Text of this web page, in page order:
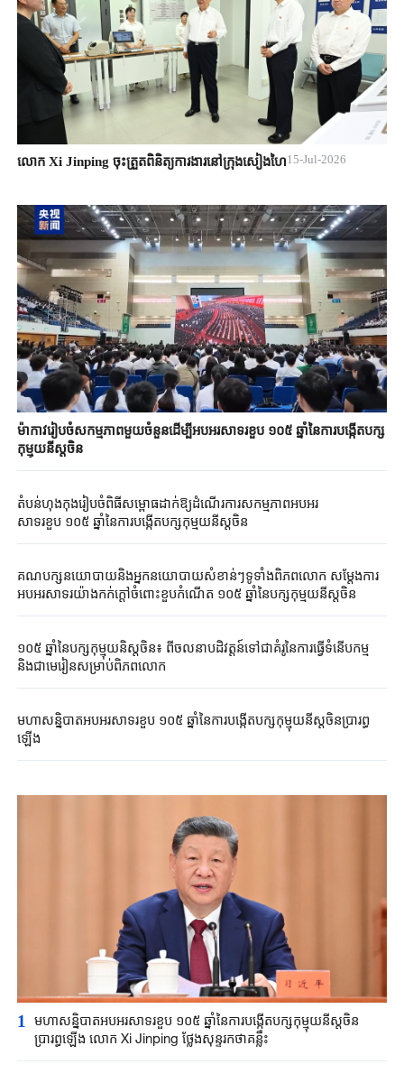
លោក Xi Jinping ចុះត្រួតពិនិត្យការងារនៅក្រុងសៀងហៃ15-Jul-2026
ម៉ាកាវរៀបចំសកម្មភាពមួយចំនួនដើម្បីអបអរសាទរខួប ១០៥ ឆ្នាំនៃការបង្កើតបក្ស
កុម្មុយនីស្តចិន
តំបន់​ហុងកុង​រៀបចំពិធីសម្ពោធ​ដាក់​ឱ្យ​ដំណើរ​ការ​សកម្មភាពអបអរ
សាទរខួប ១០៥ ឆ្នាំ​នៃការបង្កើតបក្សកុម្មុយនី​ស្តចិន
គណបក្ស​នយោបាយ​និង​អ្នក​នយោបាយសំខាន់​ៗទូទាំងពិភពលោក សម្តែង​ការ​
អបអរសាទរយ៉ាងកក់ក្តៅចំពោះខួបកំណើត​ ១០៥ ឆ្នាំ​នៃបក្សកុម្មុយនី​ស្តចិន
១០៥ ឆ្នាំនៃបក្សកុម្មុយនិស្តចិន៖ ពីចលនាបដិវត្តន៍ទៅជាគំរូនៃ​ការ​ធ្វើ​ទំនើបកម្ម​
និងជាមេរៀនសម្រាប់ពិភពលោក
មហាសន្និបាតអបអរសាទរខួប ១០៥ ឆ្នាំនៃការបង្កើតបក្សកុម្មុយនីស្តចិនប្រារព្ធ
ឡើង
1 មហាសន្និបាតអបអរសាទរខួប ១០៥ ឆ្នាំនៃការបង្កើតបក្សកុម្មុយនីស្តចិន
ប្រារព្ធឡើង លោក Xi Jinping ថ្លែងសុន្ទរកថាគន្លឹះ